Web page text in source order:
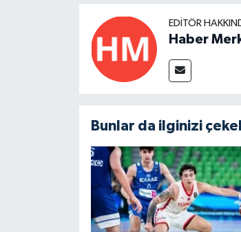
EDITÖR
Haber
Bunlar da ilginizi